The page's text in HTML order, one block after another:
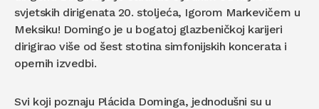
svjetskih dirigenata 20. stoljeća, Igorom Markevičem u
Meksiku! Domingo je u bogatoj glazbeničkoj karijeri
dirigirao više od šest stotina simfonijskih koncerata i
opernih izvedbi.
Svi koji poznaju Plácida Dominga, jednodušni su u